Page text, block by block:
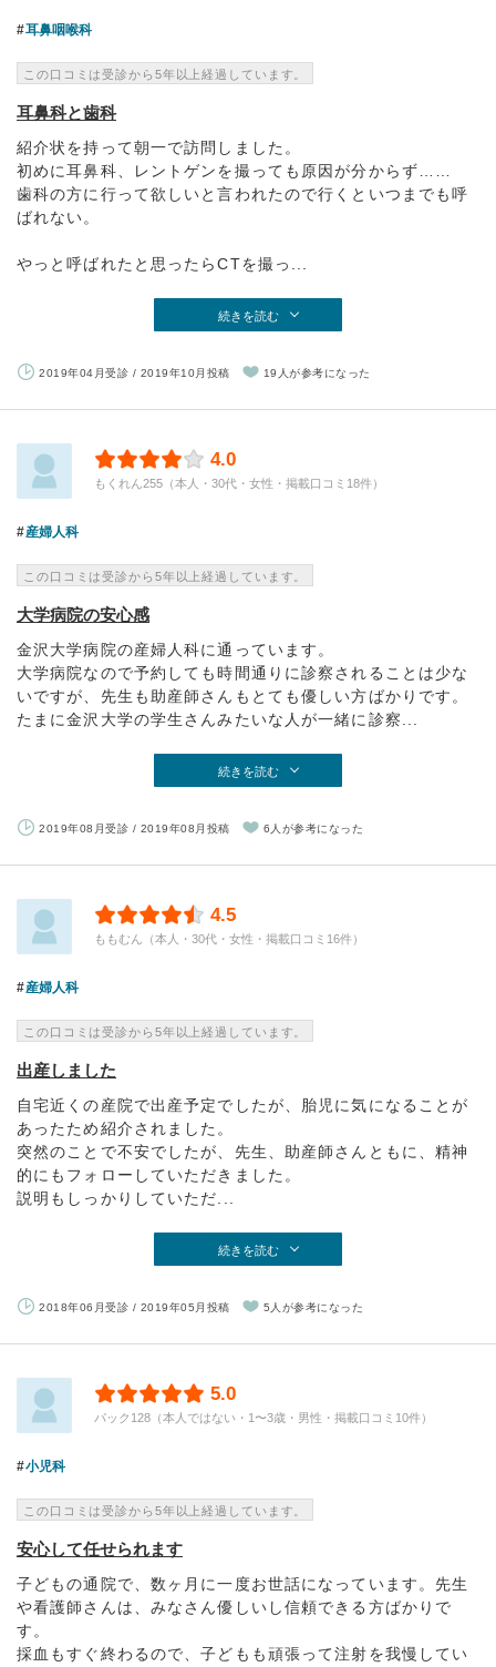
耳鼻咽喉科
この口コミは受診から5年以上経過しています。
耳鼻科と歯科
紹介状を持って朝一で訪問しました。
初めに耳鼻科、レントゲンを撮っても原因が分からず……
歯科の方に行って欲しいと言われたので行くといつまでも呼
ばれない。
やっと呼ばれたと思ったらCTを撮っ...
続きを読む
2019年04月受診 / 2019年10月投稿 19人が参考になった
4.0
もくれん255（本人・30代・女性・掲載口コミ18件）
産婦人科
この口コミは受診から5年以上経過しています。
大学病院の安心感
金沢大学病院の産婦人科に通っています。
大学病院なので予約しても時間通りに診察されることは少な
いですが、先生も助産師さんもとても優しい方ばかりです。
たまに金沢大学の学生さんみたいな人が一緒に診察...
続きを読む
2019年08月受診 / 2019年08月投稿 6人が参考になった
4.5
ももむん（本人・30代・女性・掲載口コミ16件）
産婦人科
この口コミは受診から5年以上経過しています。
出産しました
自宅近くの産院で出産予定でしたが、胎児に気になることが
あったため紹介されました。
突然のことで不安でしたが、先生、助産師さんともに、精神
的にもフォローしていただきました。
説明もしっかりしていただ...
続きを読む
2018年06月受診 / 2019年05月投稿 5人が参考になった
5.0
パック128（本人ではない・1〜3歳・男性・掲載口コミ10件）
小児科
この口コミは受診から5年以上経過しています。
安心して任せられます
子どもの通院で、数ヶ月に一度お世話になっています。先生
や看護師さんは、みなさん優しいし信頼できる方ばかりで
す。
採血もすぐ終わるので、子どもも頑張って注射を我慢してい